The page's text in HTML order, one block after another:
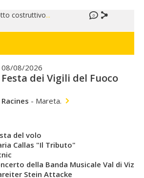
costruttivo... 0
08/08/2026
Festa dei Vigili del Fuoco
Racines - Mareta.
del volo
Callas "Il Tributo"
della Banda Musicale Val di Vizze
Stein Attacke